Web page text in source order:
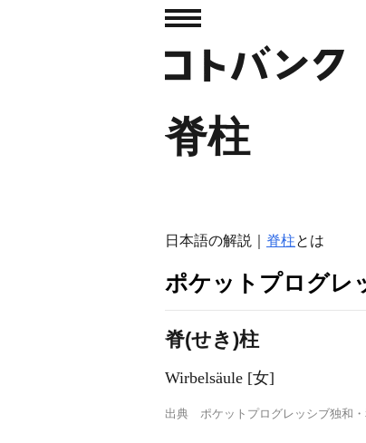
脊柱
日本語の解説｜ 脊柱とは
ポケットプログレ
脊(せき)柱
Wirbelsäule [女]
出典 ポケットプログレッシブ独和・